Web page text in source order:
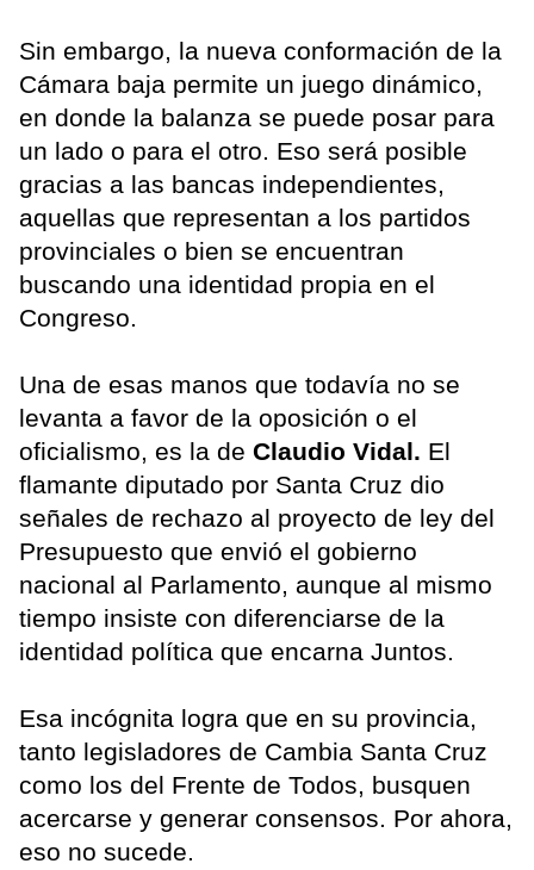
Sin embargo, la nueva conformación de la
Cámara baja permite un juego dinámico,
en donde la balanza se puede posar para
un lado o para el otro. Eso será posible
gracias a las bancas independientes,
aquellas que representan a los partidos
provinciales o bien se encuentran
buscando una identidad propia en el
Congreso.
Una de esas manos que todavía no se
levanta a favor de la oposición o el
oficialismo, es la de Claudio Vidal. El
flamante diputado por Santa Cruz dio
señales de rechazo al proyecto de ley del
Presupuesto que envió el gobierno
nacional al Parlamento, aunque al mismo
tiempo insiste con diferenciarse de la
identidad política que encarna Juntos.
Esa incógnita logra que en su provincia,
tanto legisladores de Cambia Santa Cruz
como los del Frente de Todos, busquen
acercarse y generar consensos. Por ahora,
eso no sucede.